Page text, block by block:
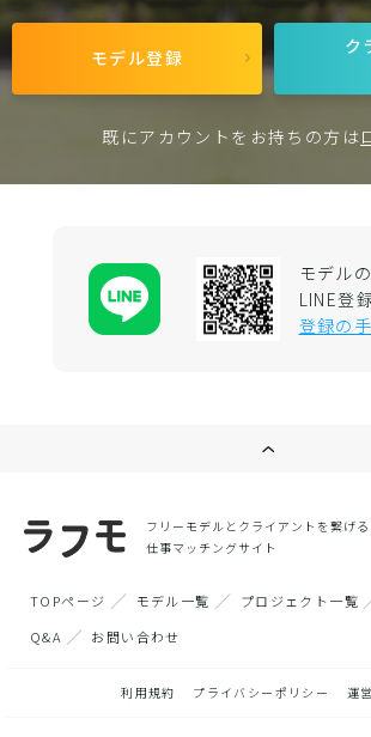
モデル登録
ク
既にアカウントをお持ちの方は
モデル
LINE登
登録の
フリーモデルとクライアントを繋げる
仕事マッチングサイト
TOPページ モデル一覧 プロジェクト一覧
Q&A
お問い合わせ
利用規約 プライバシーポリシー 運